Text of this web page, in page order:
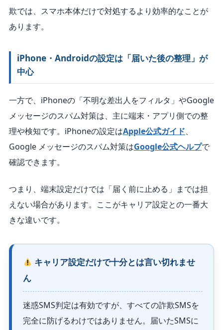
欺では、スマホ本体だけで対処するより効率的なことが
あります。
iPhone・Androidの設定は「届いた後の整理」が
中心
一方で、iPhoneの「不明な差出人をフィルタ」やGoogle
メッセージのスパム対策は、主に端末・アプリ側での整
理や検知です。iPhoneの設定はApple公式ガイド、
Google メッセージのスパム対策はGoogle公式ヘルプで
確認できます。
つまり、端末設定だけでは「届く前に止める」までは担
えない場合があります。ここがキャリア設定との一番大
きな違いです。
キャリア設定だけで十分とは言い切れませ
ん
迷惑SMS判定は有効ですが、すべての詐欺SMSを
完全に防げるわけではありません。届いたSMSに